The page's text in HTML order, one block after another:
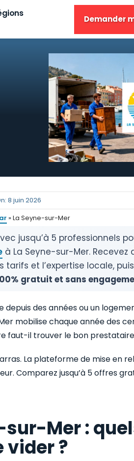
Demander
8 juin 2026
»La Seyne-sur-Mer
jusqu’à 5 professionnels
à La Seyne-sur-Mer. Recevez
et l’expertise locale,
gratuit et sans
des années ou un
mobilise chaque année des
faut-il trouver le bon
La plateforme de mise en
Comparez jusqu’à 5 offres
sur-Mer :
?